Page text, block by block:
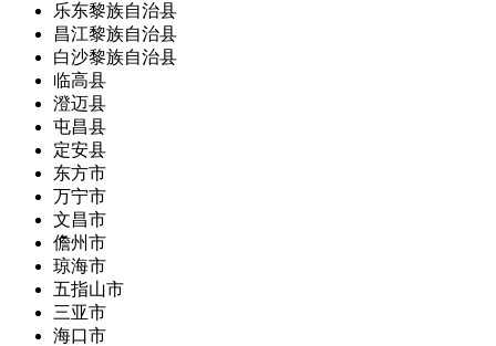
乐东黎族自治县
昌江黎族自治县
白沙黎族自治县
临高县
澄迈县
屯昌县
定安县
东方市
万宁市
文昌市
儋州市
琼海市
五指山市
三亚市
海口市